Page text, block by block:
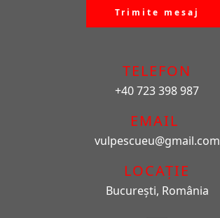
Trimite mesaj
TELEFON
+40 723 398 987
EMAIL
vulpescueu@gmail.com
LOCAȚIE
București, România